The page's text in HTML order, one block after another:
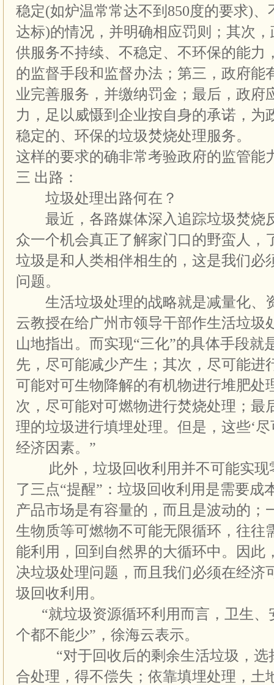
稳定(如炉温常常达不到850度的要求)
达标)的情况，并明确相应罚则；其次
供服务不持续、不稳定、不环保的能力
的监督手段和监督办法；第三，政府能
业完善服务，并缴纳罚金；最后，政府
力，足以威慑到企业按自身的承诺，为
稳定的、环保的垃圾焚烧处理服务。
这样的要求的确非常考验政府的监管能
三 出路：
垃圾处理出路何在？
最近，各路媒体深入追踪垃圾焚烧
众一个机会真正了解家门口的野蛮人，
垃圾是和人类相伴相生的，这是我们必
问题。
生活垃圾处理的战略就是减量化、
云教授在给广州市领导干部作生活垃圾
山地指出。而实现“三化”的具体手段就
先，尽可能减少产生；其次，尽可能
可能对可生物降解的有机物进行堆肥处
次，尽可能对可燃物进行焚烧处理；最
理的垃圾进行填埋处理。但是，这些‘
经济因素。”
此外，垃圾回收利用并不可能实现
了三点“提醒”：垃圾回收利用是需要成
产品市场是有容量的，而且是波动的；
生物质等可燃物不可能无限循环，往往
能利用，回到自然界的大循环中。因此
决垃圾处理问题，而且我们必须在经济
圾回收利用。
“就垃圾资源循环利用而言，卫生、
个都不能少”，徐海云表示。
“对于回收后的剩余生活垃圾，选
合处理，得不偿失；依靠填埋处理，土